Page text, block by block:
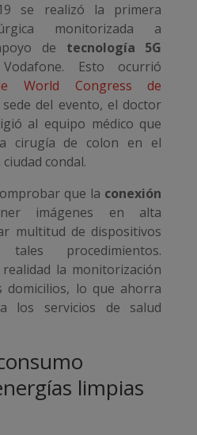
se realizó la primera
monitorizada a
de tecnología 5G
Esto ocurrió
World Congress de
sede del evento, el doctor
al equipo médico que
cirugía de colon en el
condal.
que la conexión
imágenes en alta
multitud de dispositivos
procedimientos.
la monitorización
domicilios, lo que ahorra
los servicios de salud
limpias